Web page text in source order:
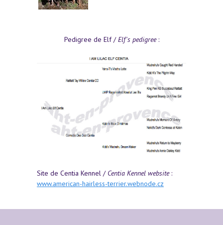
Pedigree de Elf /Elf's pedigree:
Site de Centia Kennel / Centia Kennel website:
www.american-hairless-terrier.webnode.cz